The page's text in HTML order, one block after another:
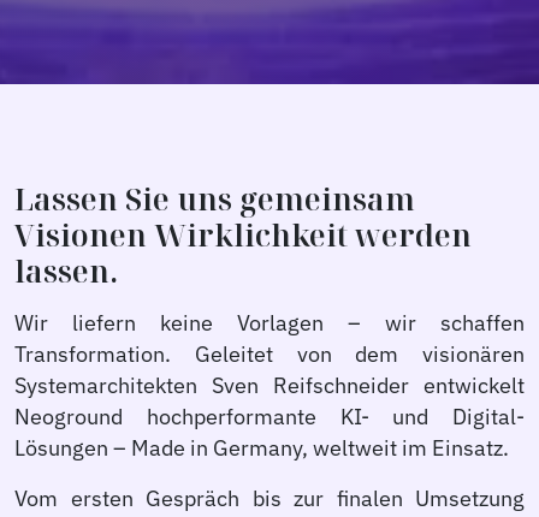
Lassen Sie uns gemeinsam
Visionen Wirklichkeit werden
lassen.
Wir liefern keine Vorlagen – wir schaffen
Transformation. Geleitet von dem visionären
Systemarchitekten Sven Reifschneider entwickelt
Neoground hochperformante KI- und Digital-
Lösungen – Made in Germany, weltweit im Einsatz.
Vom ersten Gespräch bis zur finalen Umsetzung